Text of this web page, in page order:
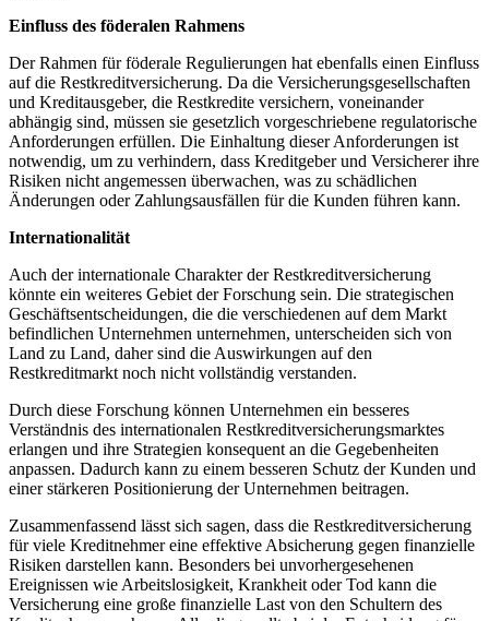
Einfluss des föderalen⁢ Rahmens
Der Rahmen für föderale Regulierungen hat ebenfalls einen Einfluss
auf die Restkreditversicherung. Da die ​Versicherungsgesellschaften⁢
und‌ Kreditausgeber, die Restkredite versichern, ‌voneinander
abhängig sind, müssen sie gesetzlich ⁢vorgeschriebene regulatorische
Anforderungen erfüllen. Die‌ Einhaltung ‍dieser Anforderungen ist
notwendig, um⁣ zu verhindern, dass Kreditgeber und Versicherer ihre​
Risiken nicht angemessen überwachen, was zu schädlichen
Änderungen‌ oder Zahlungsausfällen für die Kunden führen kann.
Internationalität
Auch der internationale Charakter der​ Restkreditversicherung
könnte ein weiteres Gebiet‍ der Forschung sein. Die strategischen
Geschäftsentscheidungen, die⁣ die verschiedenen ‍auf dem Markt
‍befindlichen ‌Unternehmen unternehmen, unterscheiden sich von
Land​ zu⁤ Land, daher ‌sind die⁣ Auswirkungen auf den
Restkreditmarkt noch nicht ‍vollständig verstanden.
Durch diese‌ Forschung ⁣können Unternehmen ein besseres
⁢Verständnis des internationalen‌ Restkreditversicherungsmarktes
erlangen und ihre ⁤Strategien konsequent an die Gegebenheiten
anpassen. ⁢Dadurch kann zu​ einem besseren​ Schutz der Kunden‍ und
einer ‌stärkeren Positionierung der Unternehmen beitragen.⁣
Zusammenfassend ⁤lässt sich sagen, dass die Restkreditversicherung
für‌ viele ‍Kreditnehmer eine effektive Absicherung gegen finanzielle
⁢Risiken darstellen ​kann. Besonders bei⁤ unvorhergesehenen
Ereignissen wie Arbeitslosigkeit, Krankheit⁢ oder Tod kann die
Versicherung eine⁣ große finanzielle Last von den Schultern des